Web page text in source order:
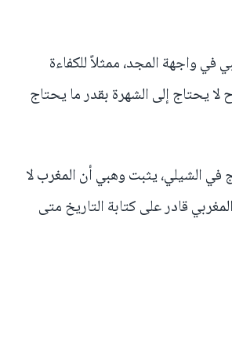
واجهة المجد، ممثلاً للكفاءة
لا يحتاج إلى الشهرة بقدر ما يحتاج
في الشيلي، يثبت وهبي أن المغرب لا
قادر على كتابة التاريخ متى